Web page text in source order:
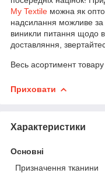
My Textile можна як
надсилання можливе за
виникли питання щодо
доставляння,
Весь асортимент товару
Приховати
Характеристики
Основні
Призначення тканини